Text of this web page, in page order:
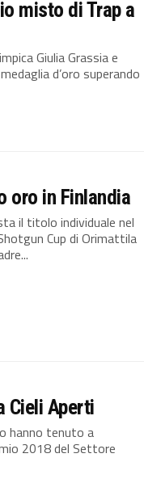
misto di Trap a
Giulia Grassia e
d’oro superando
oro in Finlandia
il titolo individuale nel
Cup di Orimattila
Cieli Aperti
hanno tenuto a
2018 del Settore